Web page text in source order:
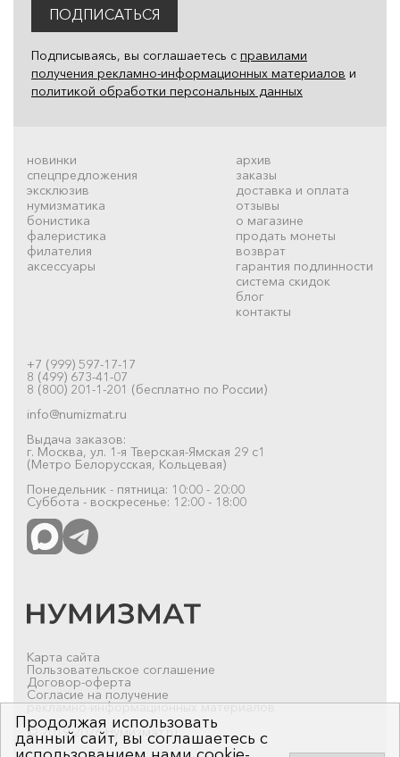
ПОДПИСАТЬСЯ
Подписываясь, вы соглашаетесь с правилами
получения рекламно-информационных материалов и
политикой обработки персональных данных
новинки
спецпредложения
эксклюзив
нумизматика
бонистика
фалеристика
филателия
аксессуары
архив
заказы
доставка и оплата
отзывы
о магазине
продать монеты
возврат
гарантия подлинности
система скидок
блог
контакты
+7 (999) 597-17-17
8 (499) 673-41-07
8 (800) 201-1-201 (бесплатно по России)
info@numizmat.ru
Выдача заказов:
г. Москва, ул. 1-я Тверская-Ямская 29 с1
(Метро Белорусская, Кольцевая)
Понедельник - пятница: 10:00 - 20:00
Суббота - воскресенье: 12:00 - 18:00
Карта сайта
Пользовательское соглашение
Договор-оферта
Согласие на получение
рекламно-информационных материалов
© 2019-2026 Нумизмат.ru
Продолжая использовать
данный сайт, вы соглашаетесь с